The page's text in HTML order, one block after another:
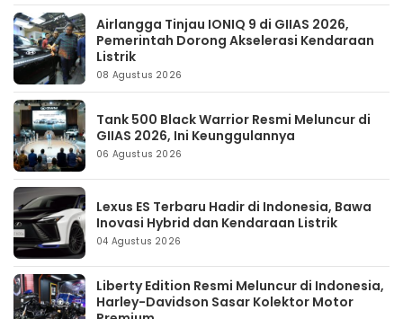
Airlangga Tinjau IONIQ 9 di GIIAS 2026,
Pemerintah Dorong Akselerasi Kendaraan
Listrik
08 Agustus 2026
Tank 500 Black Warrior Resmi Meluncur di
GIIAS 2026, Ini Keunggulannya
06 Agustus 2026
Lexus ES Terbaru Hadir di Indonesia, Bawa
Inovasi Hybrid dan Kendaraan Listrik
04 Agustus 2026
Liberty Edition Resmi Meluncur di Indonesia,
Harley-Davidson Sasar Kolektor Motor